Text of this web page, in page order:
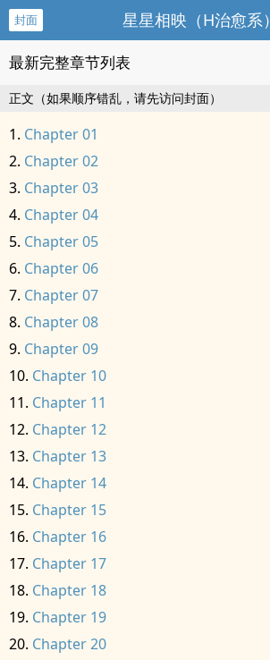
封面 星星相映（H治愈系）
最新完整章节列表
正文（如果顺序错乱，请先访问封面）
Chapter 01
Chapter 02
Chapter 03
Chapter 04
Chapter 05
Chapter 06
Chapter 07
Chapter 08
Chapter 09
Chapter 10
Chapter 11
Chapter 12
Chapter 13
Chapter 14
Chapter 15
Chapter 16
Chapter 17
Chapter 18
Chapter 19
Chapter 20